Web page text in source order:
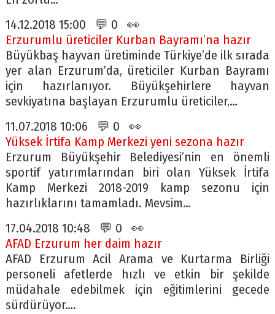
14.12.2018 15:00 💬 0 👀
Erzurumlu üreticiler Kurban Bayramı’na hazır
Büyükbaş hayvan üretiminde Türkiye’de ilk sırada
yer alan Erzurum’da, üreticiler Kurban Bayramı
için hazırlanıyor. Büyükşehirlere hayvan
sevkiyatına başlayan Erzurumlu üreticiler,…
11.07.2018 10:06 💬 0 👀
Yüksek İrtifa Kamp Merkezi yeni sezona hazır
Erzurum Büyükşehir Belediyesi’nin en önemli
sportif yatırımlarından biri olan Yüksek İrtifa
Kamp Merkezi 2018-2019 kamp sezonu için
hazırlıklarını tamamladı. Mevsim…
17.04.2018 10:48 💬 0 👀
AFAD Erzurum her daim hazır
AFAD Erzurum Acil Arama ve Kurtarma Birliği
personeli afetlerde hızlı ve etkin bir şekilde
müdahale edebilmek için eğitimlerini gecede
sürdürüyor….